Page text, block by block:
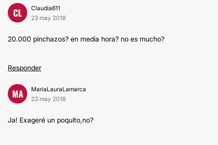
CL
Claudia611
23 may 2018
20.000 pinchazos? en media hora? no es mucho?
Responder
MA
MariaLauraLamarca
23 may 2018
Ja! Exageré un poquito,no?